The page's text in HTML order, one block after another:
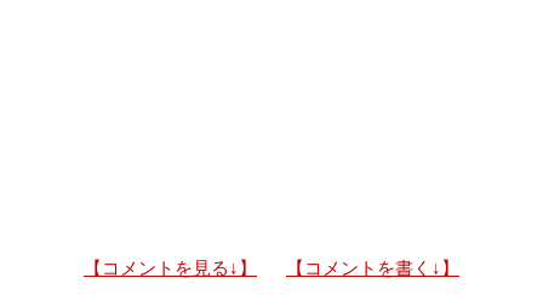
【コメントを見る↓】 【コメントを書く↓】